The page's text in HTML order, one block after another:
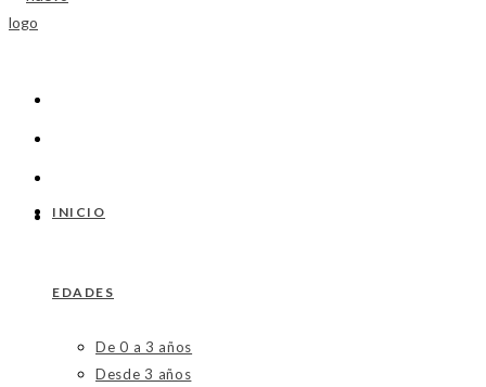
INICIO
EDADES
De 0 a 3 años
Desde 3 años